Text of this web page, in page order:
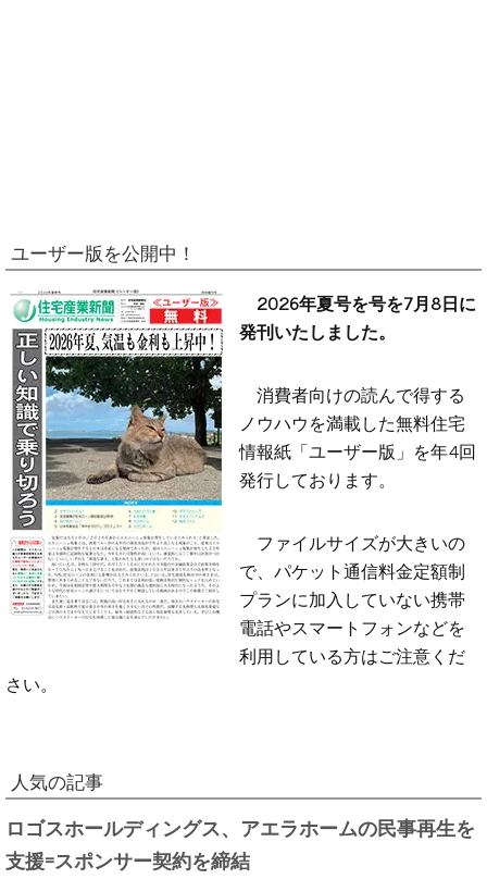
ユーザー版を公開中！
2026年夏号を号を7月8日に
発刊いたしました。
消費者向けの読んで得する
ノウハウを満載した無料住宅
情報紙「ユーザー版」を年4回
発行しております。
ファイルサイズが大きいの
で、パケット通信料金定額制
プランに加入していない携帯
電話やスマートフォンなどを
利用している方はご注意くだ
さい。
人気の記事
ロゴスホールディングス、アエラホームの民事再生を
支援=スポンサー契約を締結